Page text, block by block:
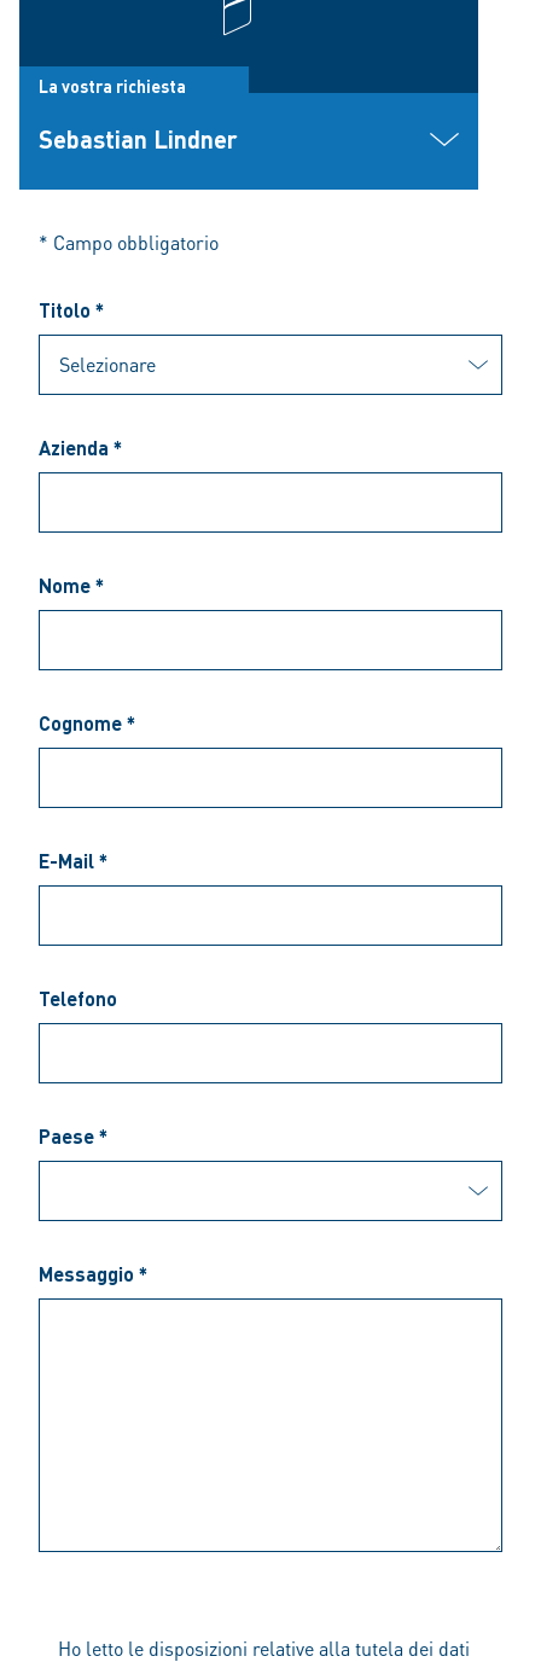
La vostra richiesta
Sebastian Lindner
* Campo obbligatorio
Titolo *
Azienda *
Nome *
Cognome *
E-Mail *
Telefono
Paese *
Messaggio *
Ho letto le disposizioni relative alla tutela dei dati